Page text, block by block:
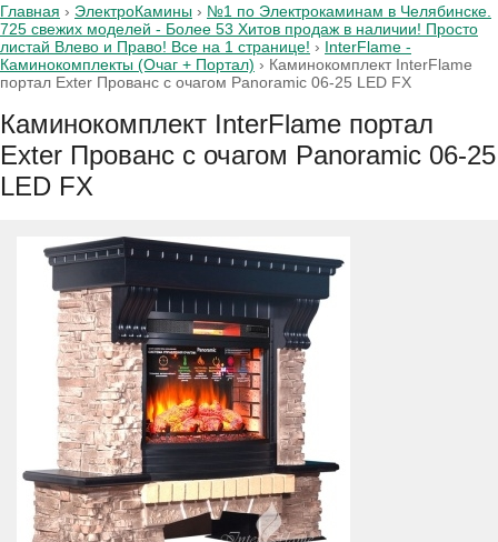
Главная › ЭлектроКамины › №1 по Электрокаминам в Челябинске.
725 свежих моделей - Более 53 Хитов продаж в наличии! Просто
листай Влево и Право! Все на 1 странице! › InterFlame -
Каминокомплекты (Очаг + Портал) › Каминокомплект InterFlame
портал Exter Прованс с очагом Panoramic 06-25 LED FX
Каминокомплект InterFlame портал
Exter Прованс с очагом Panoramic 06-25
LED FX